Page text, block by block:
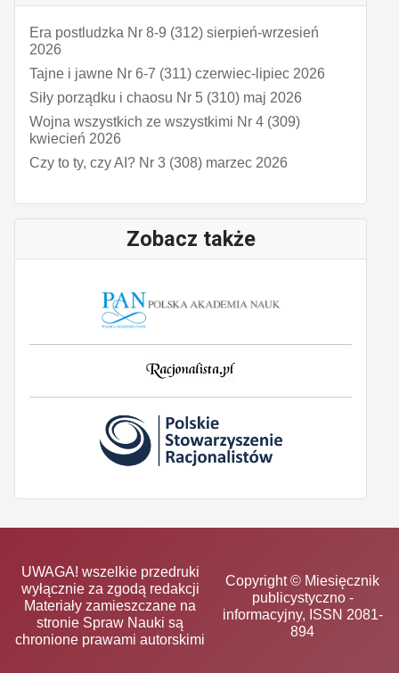
Era postludzka Nr 8-9 (312) sierpień-wrzesień
2026
Tajne i jawne Nr 6-7 (311) czerwiec-lipiec 2026
Siły porządku i chaosu Nr 5 (310) maj 2026
Wojna wszystkich ze wszystkimi Nr 4 (309)
kwiecień 2026
Czy to ty, czy AI? Nr 3 (308) marzec 2026
Zobacz także
UWAGA! wszelkie przedruki
wyłącznie za zgodą redakcji
Materiały zamieszczane na
stronie Spraw Nauki są
chronione prawami autorskimi
Copyright © Miesięcznik
publicystyczno -
informacyjny, ISSN 2081-
894